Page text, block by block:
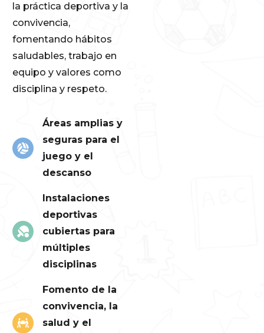
la práctica deportiva y la
convivencia,
fomentando hábitos
saludables, trabajo en
equipo y valores como
disciplina y respeto.
Áreas amplias y
seguras para el
juego y el
descanso
Instalaciones
deportivas
cubiertas para
múltiples
disciplinas
Fomento de la
convivencia, la
salud y el